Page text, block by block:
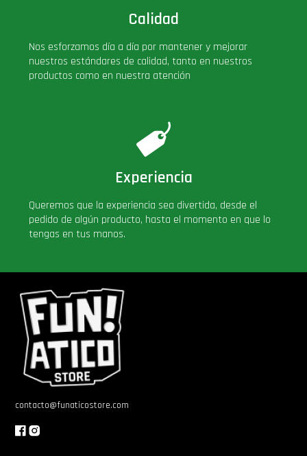
Calidad
Nos esforzamos día a día por mantener y mejorar
nuestros estándares de calidad, tanto en nuestros
productos como en nuestra atención
Experiencia
Queremos que la experiencia sea divertida, desde el
pedido de algún producto, hasta el momento en que lo
tengas en tus manos.
contacto@funaticostore.com